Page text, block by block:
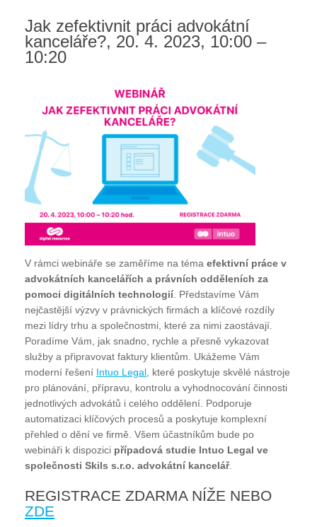
Jak zefektivnit práci advokátní
kanceláře?, 20. 4. 2023, 10:00 –
10:20
V rámci webináře se zaměříme na téma efektivní práce v
advokátních kancelářích a právních odděleních za
pomoci digitálních technologií . Představíme Vám
nejčastější výzvy v právnických firmách a klíčové rozdíly
mezi lídry trhu a společnostmi, které za nimi zaostávají.
Poradíme Vám, jak snadno, rychle a přesně vykazovat
služby a připravovat faktury klientům. Ukážeme Vám
moderní řešení Intuo Legal , které poskytuje skvělé nástroje
pro plánování, přípravu, kontrolu a vyhodnocování činnosti
jednotlivých advokátů i celého oddělení. Podporuje
automatizaci klíčových procesů a poskytuje komplexní
přehled o dění ve firmě. Všem účastníkům bude po
webináři k dispozici případová studie Intuo Legal ve
společnosti Skils s.r.o. advokátní kancelář.
REGISTRACE ZDARMA NÍŽE NEBO
ZDE